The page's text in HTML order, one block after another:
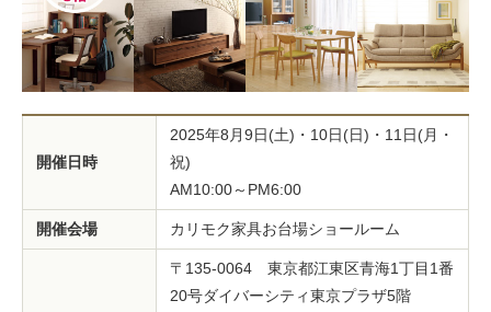
開催日時
2025年8月9日(土)・10日(日)・11日(月・
祝)
AM10:00～PM6:00
開催会場 カリモク家具お台場ショールーム
〒135-0064 東京都江東区青海1丁目1番
20号ダイバーシティ東京プラザ5階